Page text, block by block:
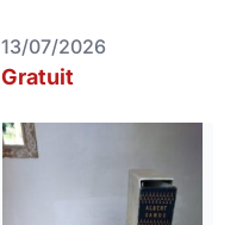
13/07/2026
Gratuit